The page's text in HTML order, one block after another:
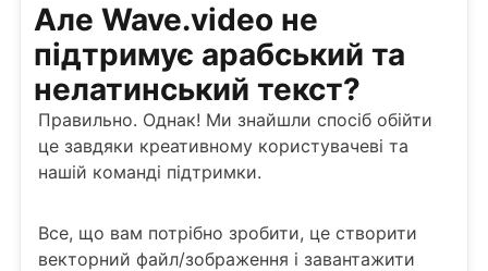
Але Wave.video не
підтримує арабський та
нелатинський текст?
Правильно. Однак! Ми знайшли спосіб обійти
це завдяки креативному користувачеві та
нашій команді підтримки.
Все, що вам потрібно зробити, це створити
векторний файл/зображення і завантажити